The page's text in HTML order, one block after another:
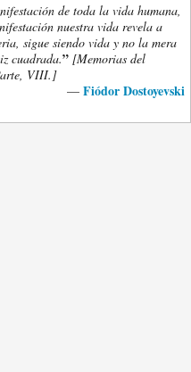
de toda la vida humana,
nuestra vida revela a
sigue siendo vida y no la mera
cuadrada.” [Memorias del
VIII.]
— Fiódor Dostoyevski